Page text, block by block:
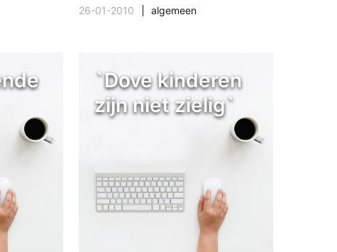
26-01-2010 algemeen
`Dove kinderen
zijn niet zielig`